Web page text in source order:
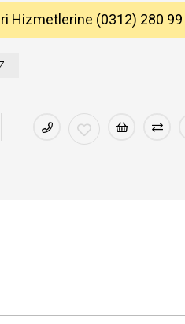
Hizmetlerine (0312) 280 99